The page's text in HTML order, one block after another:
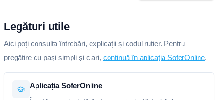
Legături utile
Aici poți consulta întrebări, explicații și codul rutier. Pentru
pregătire cu pași simpli și clari, continuă în aplicația SoferOnline.
Aplicația SoferOnline